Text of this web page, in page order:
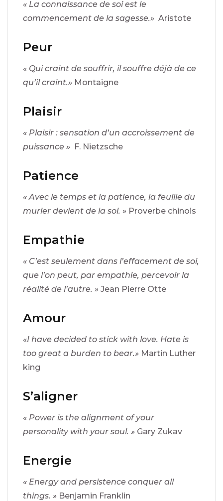
« La connaissance de soi est le
commencement de la sagesse.» Aristote
Peur
« Qui craint de souffrir, il souffre déjà de ce
qu’il craint.» Montaigne
Plaisir
« Plaisir : sensation d’un accroissement de
puissance » F. Nietzsche
Patience
« Avec le temps et la patience, la feuille du
murier devient de la soi. » Proverbe chinois
Empathie
« C’est seulement dans l’effacement de soi,
que l’on peut, par empathie, percevoir la
réalité de l’autre. » Jean Pierre Otte
Amour
«I have decided to stick with love. Hate is
too great a burden to bear.» Martin Luther
king
S’aligner
« Power is the alignment of your
personality with your soul. » Gary Zukav
Energie
« Energy and persistence conquer all
things. » Benjamin Franklin